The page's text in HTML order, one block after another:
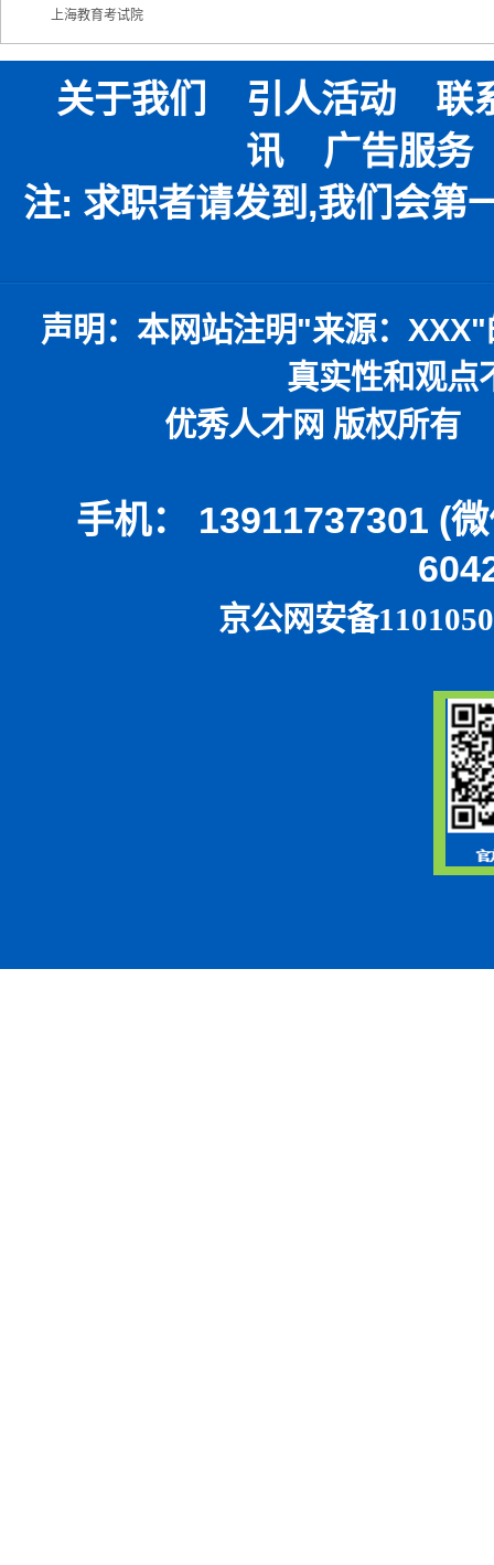
上海教育考试院
关于我们 引人活动
联
讯
广告服务
注: 求职者请发到,我们会第
声明：本网站注明"来源： XXX"
真实性和观点
优秀人才网 版权所有 本网
手机： 13911737301 (
京公网安备